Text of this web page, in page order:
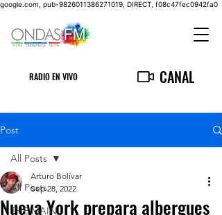
google.com, pub-9826011386271019, DIRECT, f08c47fec0942fa0
RADIO EN VIVO CANAL
Post
All Posts
THE MAIN
All Posts
Nueva York prepara albergues
Arturo Bolívar
Sep 28, 2022